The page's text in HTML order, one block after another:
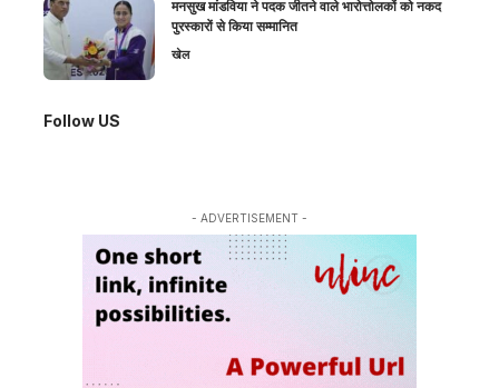
मनसुख मांडविया ने पदक जीतने वाले भारोत्तोलकों को नकद
पुरस्कारों से किया सम्मानित
खेल
Follow US
- ADVERTISEMENT -